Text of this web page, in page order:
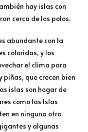
hay islas con
cerca de los polos.
abundante con la
coloridas, y los
el clima para
que crecen bien
islas son hogar de
como las Islas
en ninguna otra
y algunas